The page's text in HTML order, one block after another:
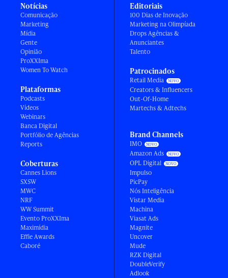
Notícias
Comunicação
Marketing
Mídia
Gente
Opinião
ProXXIma
Women To Watch
Plataformas
Podcasts
Vídeos
Webinars
Banca Digital
Portfólio de Agências
Reports
Coberturas
Cannes Lions
SXSW
MWC
NRF
WW Summit
Evento ProXXIma
Maximídia
Effie Awards
Caboré
Editoriais
100 Dias de Inovação
Marketing na Olimpíada
Drops Agências &
Anunciantes
Talento
Patrocinados
Retail Media
Creators & Influencers
Out-Of-Home
Martechs & Adtechs
Brand Channels
IMO
Amazon Ads
OPL Digital
Impulso
PicPay
Nós Inteligência
Vistar Media
Machina
Viasat Ads
Magnite
Uncover
Mude
RZK Digital
DoubleVerify
Adlook